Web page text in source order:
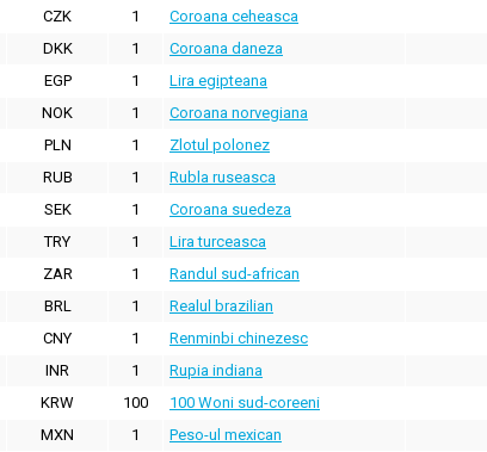
CZK
1 Coroana ceheasca
DKK
1 Coroana daneza
EGP
1 Lira egipteana
NOK
1 Coroana norvegiana
PLN
1 Zlotul polonez
RUB
1 Rubla ruseasca
SEK
1 Coroana suedeza
TRY
1 Lira turceasca
ZAR
1 Randul sud-african
BRL
1 Realul brazilian
CNY
1 Renminbi chinezesc
INR
1 Rupia indiana
KRW
100 100 Woni sud-coreeni
MXN
1 Peso-ul mexican